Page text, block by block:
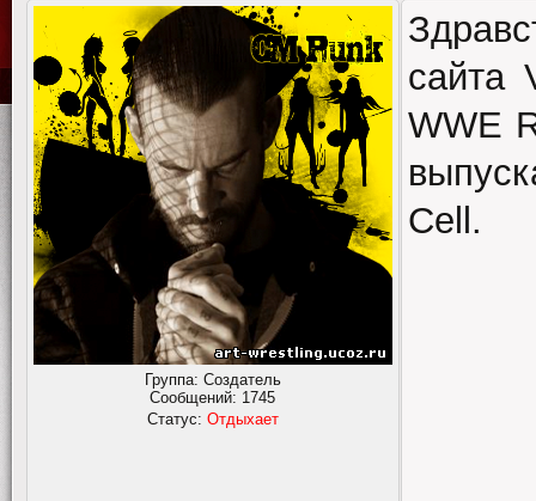
Группа: Создатель
Сообщений: 1745
Статус: Отдыхает
сайта
WWE
Cell.